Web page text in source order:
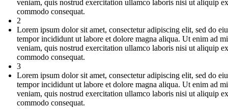
veniam, quis nostrud exercitation ullamco laboris nisi ut aliquip
commodo consequat.
2
Lorem ipsum dolor sit amet, consectetur adipiscing elit, sed do
tempor incididunt ut labore et dolore magna aliqua. Ut enim ad
veniam, quis nostrud exercitation ullamco laboris nisi ut aliquip
commodo consequat.
3
Lorem ipsum dolor sit amet, consectetur adipiscing elit, sed do
tempor incididunt ut labore et dolore magna aliqua. Ut enim ad
veniam, quis nostrud exercitation ullamco laboris nisi ut aliquip
commodo consequat.